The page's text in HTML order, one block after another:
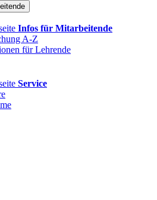
Infos für Mitarbeitende
A-Z
für Lehrende
Service